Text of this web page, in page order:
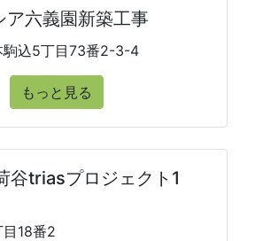
ア六義園新築工事
駒込5丁目73番2-3-4
もっと見る
谷triasプロジェクト1
18番2